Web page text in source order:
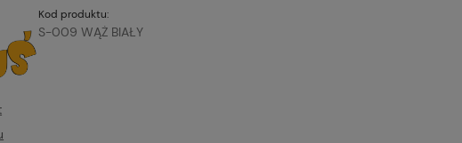
Kod produktu:
S-009 WĄŻ BIAŁY